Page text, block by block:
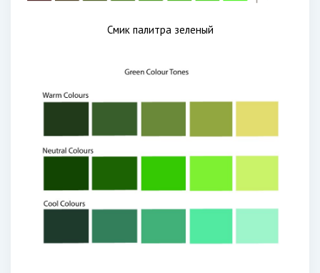
Смик палитра зеленый